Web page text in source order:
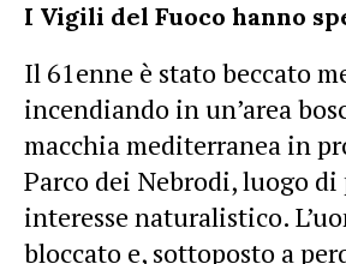
I Vigili del Fuoco hanno
Il 61enne è stato beccato
incendiando in un’area
macchia mediterranea in
Parco dei Nebrodi, luogo
interesse naturalistico.
bloccato e, sottoposto a